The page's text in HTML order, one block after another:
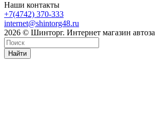
Наши контакты
+7(4742) 370-333
internet@shintorg48.ru
2026 © Шинторг. Интернет магазин
Найти